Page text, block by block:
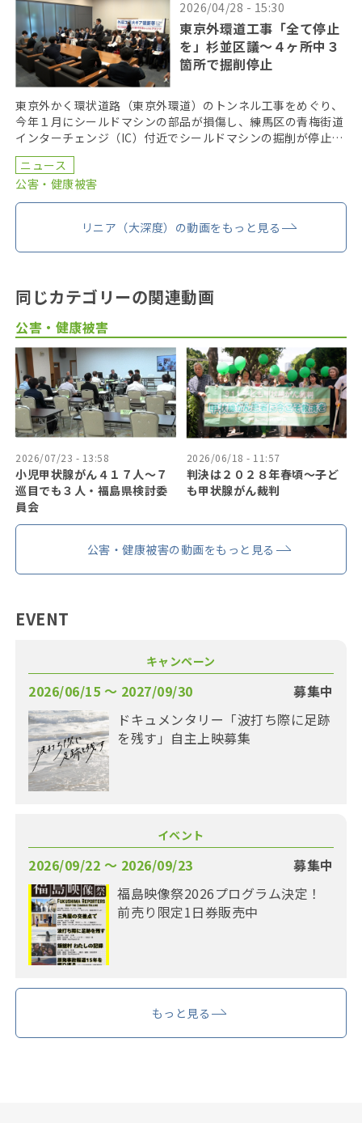
2026/04/28 - 15:30
東京外環道工事「全て停止
を」杉並区議〜４ヶ所中３
箇所で掘削停止
東京外かく環状道路（東京外環道）のトンネル工事をめぐり、
今年１月にシールドマシンの部品が損傷し、練馬区の青梅街道
インターチェンジ（IC）付近でシールドマシンの掘削が停止し
ている問題で、共産党の国会議員や都議会議員らが２３ […]
ニュース
公害・健康被害
リニア（大深度）の動画をもっと見る
同じカテゴリーの関連動画
公害・健康被害
2026/07/23 - 13:58
小児甲状腺がん４１７人〜７
巡目でも３人・福島県検討委
員会
2026/06/18 - 11:57
判決は２０２８年春頃〜子ど
も甲状腺がん裁判
公害・健康被害の動画をもっと見る
EVENT
キャンペーン
2026/06/15 〜 2027/09/30
募集中
ドキュメンタリー「波打ち際に足跡
を残す」自主上映募集
イベント
2026/09/22 〜 2026/09/23
募集中
福島映像祭2026プログラム決定！
前売り限定1日券販売中
もっと見る